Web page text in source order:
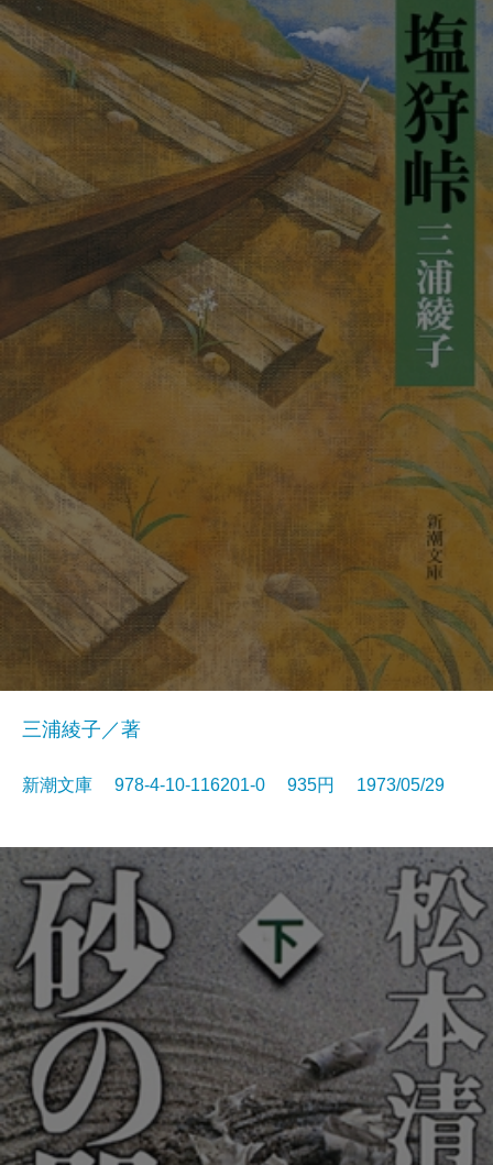
三浦綾子／著
新潮文庫 978-4-10-116201-0 935円 1973/05/29